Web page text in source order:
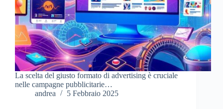
La scelta del giusto formato di advertising è cruciale
nelle campagne pubblicitarie…
andrea
5 Febbraio 2025